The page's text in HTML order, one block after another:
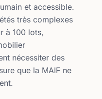
et accessible.
très complexes
à 100 lots,
nécessiter des
que la MAIF ne